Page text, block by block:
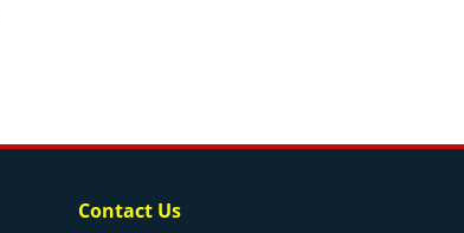
Contact Us